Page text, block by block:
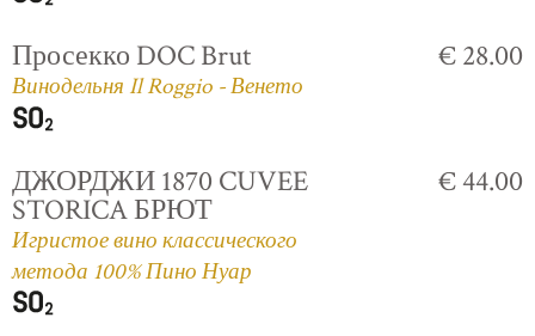
Просекко DOC Brut
Винодельня Il Roggio - Венето
€ 28.00
ДЖОРДЖИ 1870 CUVEE
STORICA БРЮТ
Игристое вино классического
метода 100% Пино Нуар
€ 44.00